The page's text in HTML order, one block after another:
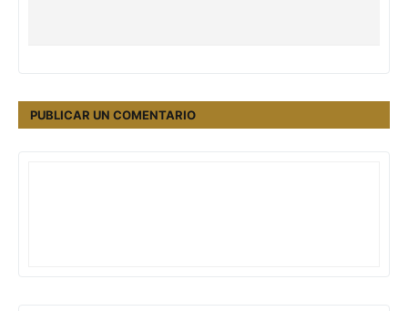
PUBLICAR UN COMENTARIO